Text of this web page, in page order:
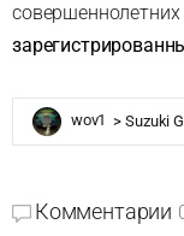
wov1 >Suzuki
Комментарии